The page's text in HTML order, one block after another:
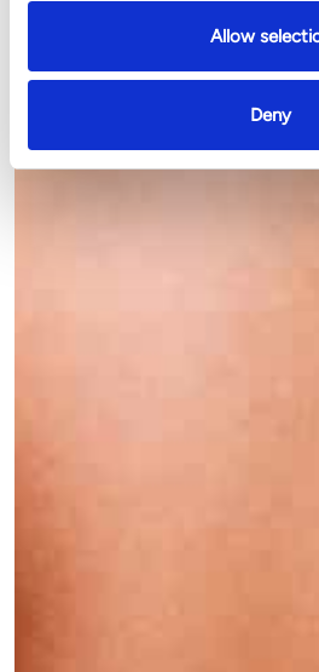
Allow
Deny